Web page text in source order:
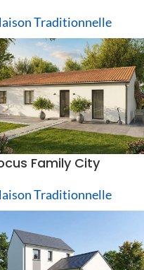
Traditionnelle
Family City
Traditionnelle